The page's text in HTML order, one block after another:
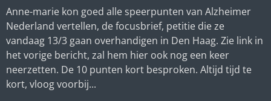
Anne-marie kon goed alle speerpunten van Alzheimer
Nederland vertellen, de focusbrief, petitie die ze
vandaag 13/3 gaan overhandigen in Den Haag. Zie link in
het vorige bericht, zal hem hier ook nog een keer
neerzetten. De 10 punten kort besproken. Altijd tijd te
kort, vloog voorbij...